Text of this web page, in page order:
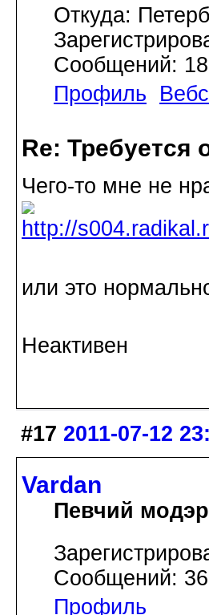
Откуда:
Сообщений:
Профиль
Re: Требуется
Чего-то мне не
или это
Неактивен
#17 2011-07-12
Vardan
Певчий
Сообщений:
Профиль